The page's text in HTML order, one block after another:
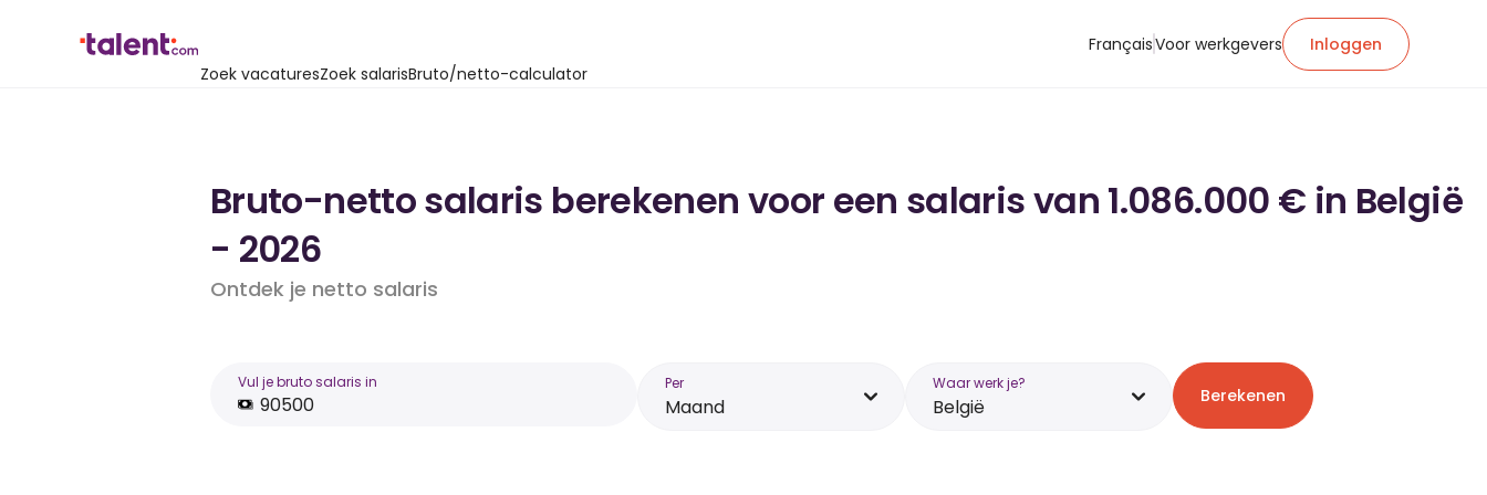
Zoek vacaturesZoek salarisBruto/netto-calculator
FrançaisVoor werkgevers Inloggen
Bruto-netto salaris berekenen voor een salaris van 1.086.000 € in België
- 2026
Ontdek je netto salaris
Vul je bruto salaris in Per
Maand
Waar werk je?
België Berekenen